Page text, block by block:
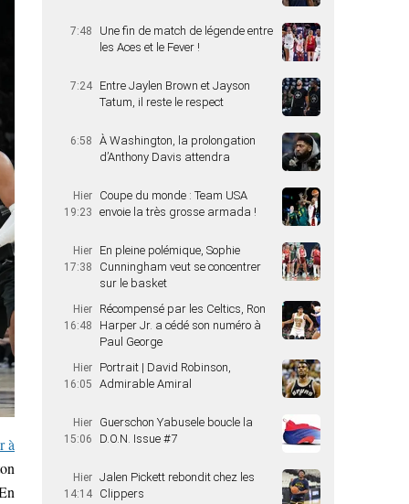
à
7:48
Une fin de match de légende entre
les Aces et le Fever !
7:24
Entre Jaylen Brown et Jayson
Tatum, il reste le respect
6:58
À Washington, la prolongation
d’Anthony Davis attendra
Hier
19:23
Coupe du monde : Team USA
envoie la très grosse armada !
Hier
17:38
En pleine polémique, Sophie
Cunningham veut se concentrer
sur le basket
Hier
16:48
Récompensé par les Celtics, Ron
Harper Jr. a cédé son numéro à
Paul George
Hier
16:05
Portrait | David Robinson,
Admirable Amiral
Hier
15:06
Guerschon Yabusele boucle la
D.O.N. Issue #7
Hier
14:14
Jalen Pickett rebondit chez les
Clippers